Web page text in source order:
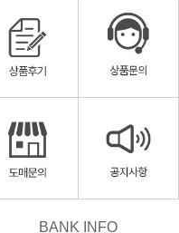
BANK INFO